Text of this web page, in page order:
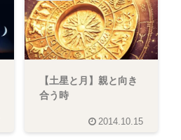
【土星と月】親と向き
合う時
2014.10.15